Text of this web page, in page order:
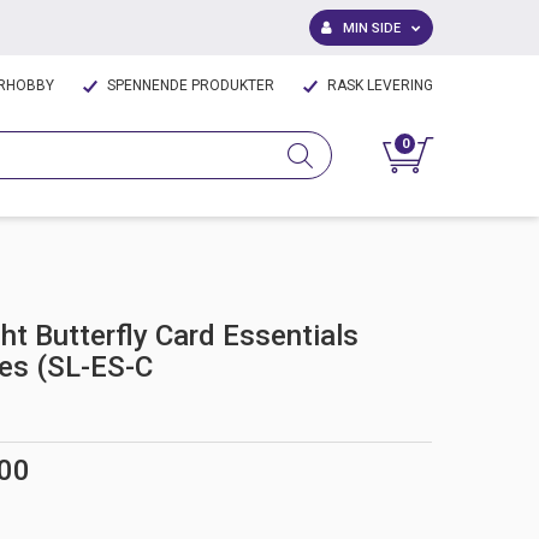
MIN SIDE
SPENNENDE PRODUKTER RASK LEVERING
0
Butterfly Card Essentials
(SL-ES-C